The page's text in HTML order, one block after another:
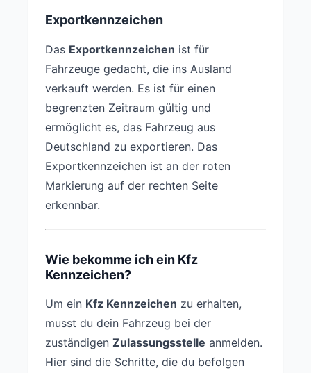
Exportkennzeichen
Das Exportkennzeichen ist für
Fahrzeuge gedacht, die ins Ausland
verkauft werden. Es ist für einen
begrenzten Zeitraum gültig und
ermöglicht es, das Fahrzeug aus
Deutschland zu exportieren. Das
Exportkennzeichen ist an der roten
Markierung auf der rechten Seite
erkennbar.
Wie bekomme ich ein Kfz
Kennzeichen?
Um ein Kfz Kennzeichen zu erhalten,
musst du dein Fahrzeug bei der
zuständigen Zulassungsstelle anmelden.
Hier sind die Schritte, die du befolgen